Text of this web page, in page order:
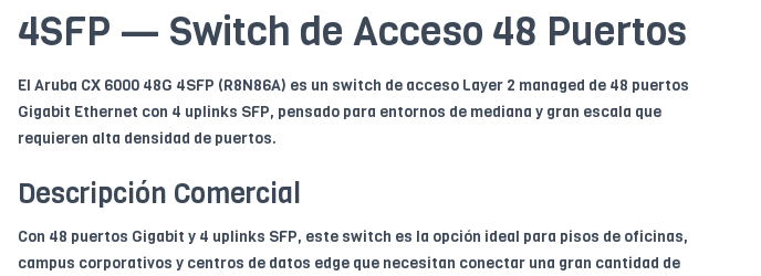
4SFP — Switch de Acceso 48 Puertos
El Aruba CX 6000 48G 4SFP (R8N86A) es un switch de acceso Layer 2 managed de 48 puertos
Gigabit Ethernet con 4 uplinks SFP, pensado para entornos de mediana y gran escala que
requieren alta densidad de puertos.
Descripción Comercial
Con 48 puertos Gigabit y 4 uplinks SFP, este switch es la opción ideal para pisos de oficinas,
campus corporativos y centros de datos edge que necesitan conectar una gran cantidad de